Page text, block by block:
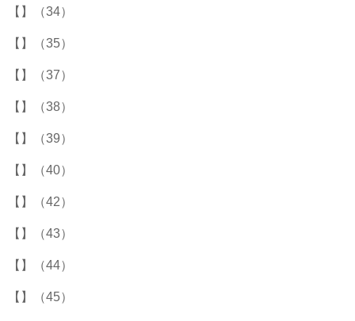
【】（34）
【】（35）
【】（37）
【】（38）
【】（39）
【】（40）
【】（42）
【】（43）
【】（44）
【】（45）